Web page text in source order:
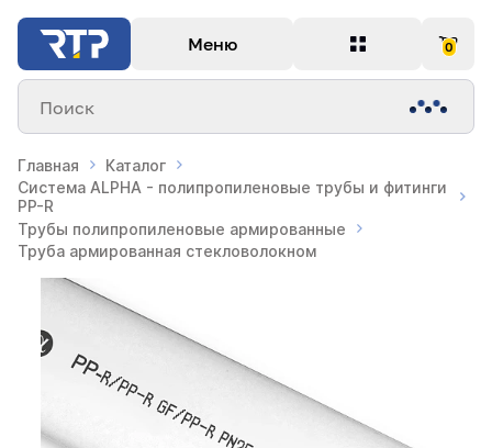
Меню 0
Поиск
Главная
Каталог
Система ALPHA - полипропиленовые трубы и фитинги
PP-R
Трубы полипропиленовые армированные
Труба армированная стекловолокном